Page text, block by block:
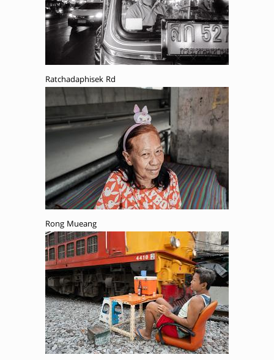
Ratchadaphisek Rd
Rong Mueang